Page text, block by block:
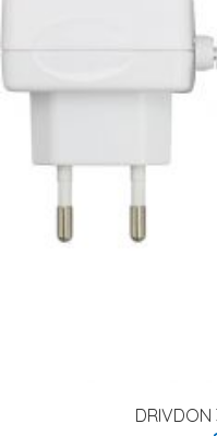
DRIVDON